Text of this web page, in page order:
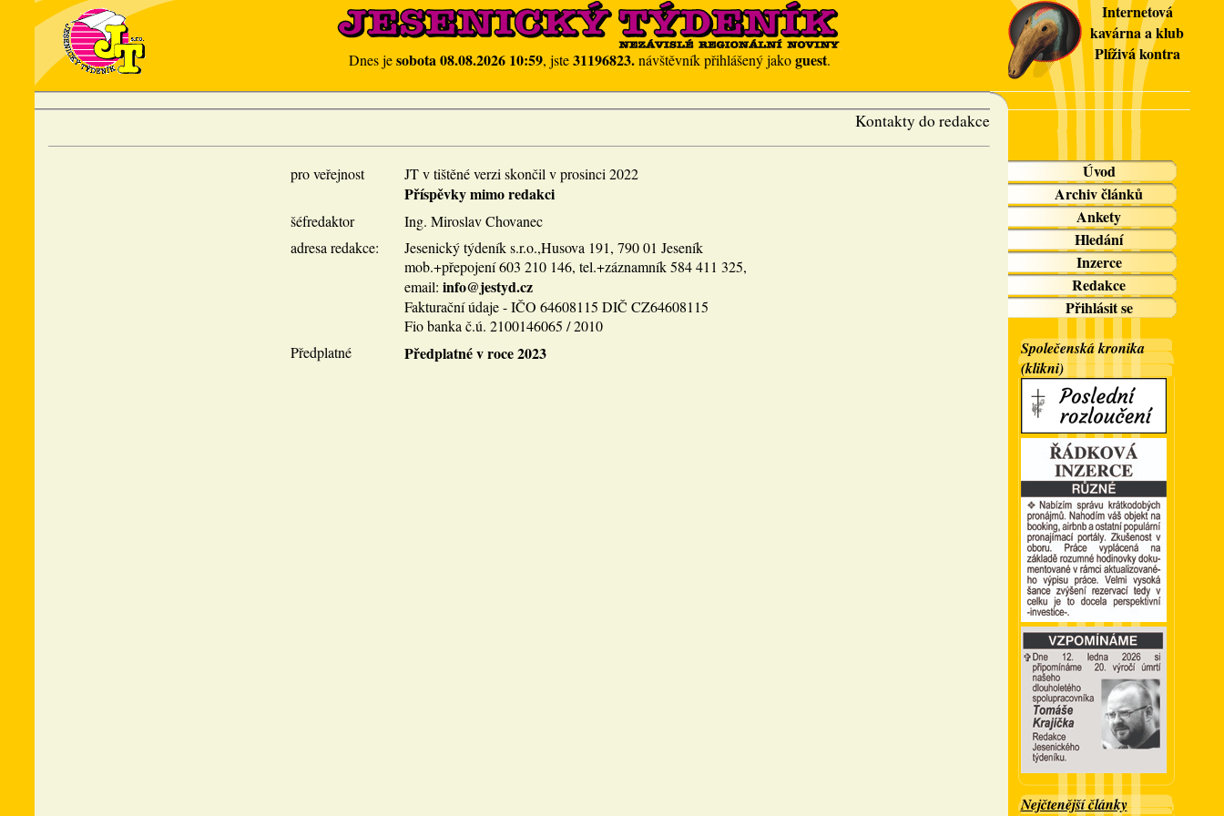
Dnes jesobota 08.08.2026 10:59, jste31196823.návštěvník přihlášený jakoguest.
Internetová
kavárna a klub
Plíživá kontra
Kontakty do redakce
pro veřejnost JT v tištěné verzi skončil v prosinci 2022
Příspěvky mimo redakci
šéfredaktor
Ing. Miroslav Chovanec
adresa redakce:
Jesenický týdeník s.r.o.,Husova 191, 790 01 Jeseník
mob.+přepojení 603 210 146, tel.+záznamník 584 411 325,
email: info@jestyd.cz
Fakturační údaje - IČO 64608115 DIČ CZ64608115
Fio banka č.ú. 2100146065 / 2010
Předplatné
Předplatné v roce 2023
Úvod
Archiv článků
Ankety
Hledání
Inzerce
Redakce
Přihlásit se
Společenská kronika
(klikni)
Nejčtenější články